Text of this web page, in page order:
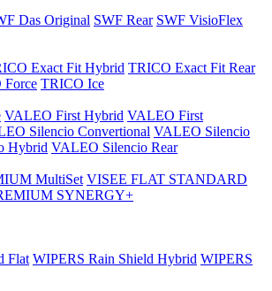
Das Original SWF Rear SWF VisioFlex
Exact Fit Hybrid TRICO Exact Fit Rear
Force TRICO Ice
VALEO First Hybrid VALEO First
Silencio Convertional VALEO Silencio
Hybrid VALEO Silencio Rear
MultiSet VISEE FLAT STANDARD
SYNERGY+
Flat WIPERS Rain Shield Hybrid WIPERS